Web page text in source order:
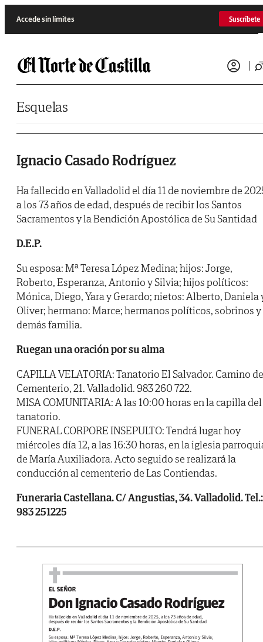
Accede sin límites Suscríbete
Esquelas
Ignacio Casado Rodríguez
Ha fallecido en Valladolid el día 11 de noviembre de
a los 73 años de edad, después de recibir los Santos
Sacramentos y la Bendición Apostólica de Su Santidad
D.E.P.
Su esposa: Mª Teresa López Medina; hijos: Jorge,
Roberto, Esperanza, Antonio y Silvia; hijos políticos:
Mónica, Diego, Yara y Gerardo; nietos: Alberto, Daniela
Oliver; hermano: Marce; hermanos políticos, sobrinos y
demás familia.
Ruegan una oración por su alma
CAPILLA VELATORIA: Tanatorio El Salvador. Camino
Cementerio, 21. Valladolid. 983 260 722.
MISA COMUNITARIA: A las 10:00 horas en la capilla del
tanatorio.
FUNERAL CORPORE INSEPULTO: Tendrá lugar hoy
miércoles día 12, a las 16:30 horas, en la iglesia
de María Auxiliadora. Acto seguido se realizará la
conducción al cementerio de Las Contiendas.
Funeraria Castellana. C/ Angustias, 34. Valladolid. Tel.:
983 251225